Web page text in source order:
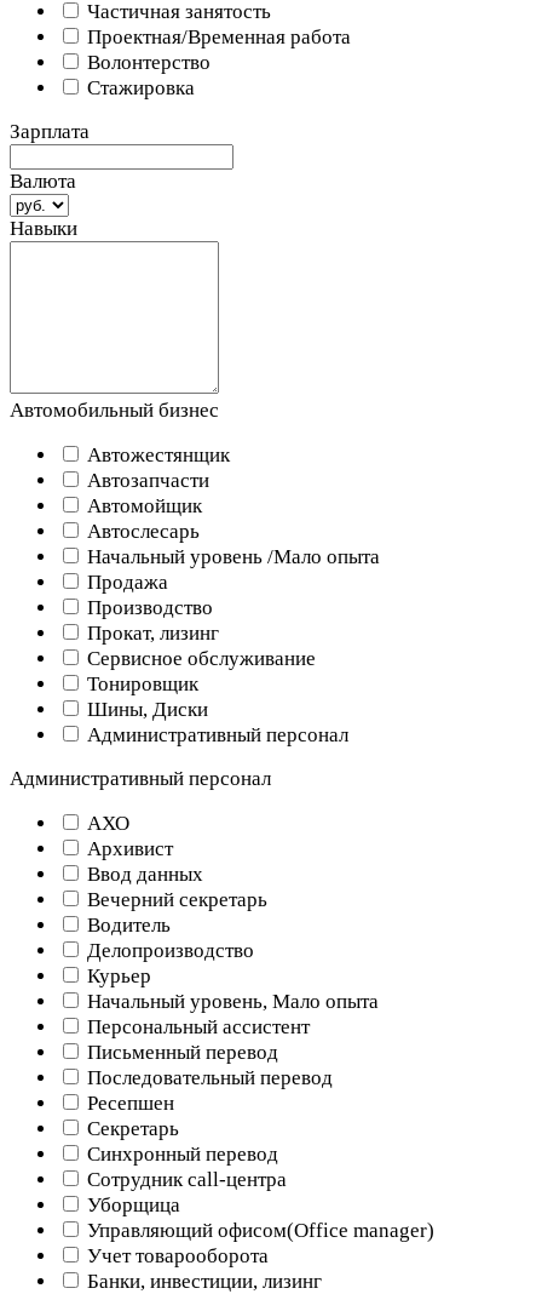
Частичная занятость
Проектная/Временная работа
Волонтерство
Стажировка
Зарплата
Валюта
Навыки
Автомобильный бизнес
Автожестянщик
Автозапчасти
Автомойщик
Автослесарь
Начальный уровень /Мало опыта
Продажа
Производство
Прокат, лизинг
Сервисное обслуживание
Тонировщик
Шины, Диски
Административный персонал
Административный персонал
АХО
Архивист
Ввод данных
Вечерний секретарь
Водитель
Делопроизводство
Курьер
Начальный уровень, Мало опыта
Персональный ассистент
Письменный перевод
Последовательный перевод
Ресепшен
Секретарь
Синхронный перевод
Сотрудник call-центра
Уборщица
Управляющий офисом(Оffice manager)
Учет товарооборота
Банки, инвестиции, лизинг